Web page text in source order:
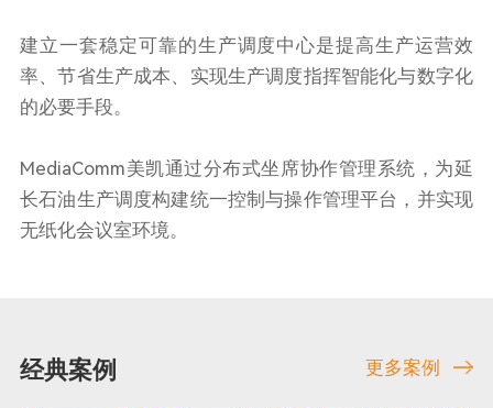
建立一套稳定可靠的生产调度中心是提高生产运营效
率、节省生产成本、实现生产调度指挥智能化与数字化
的必要手段。
MediaComm美凯通过分布式坐席协作管理系统，为延
长石油生产调度构建统一控制与操作管理平台，并实现
无纸化会议室环境。
经典案例 更多案例